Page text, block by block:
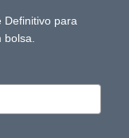
Definitivo para